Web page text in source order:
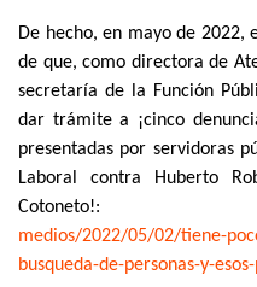
De hecho, en mayo de 2022,
de que, como directora de
secretaría de la Función
dar trámite a ¡cinco
presentadas por servidoras
Laboral contra Huberto
medios/2022/05/02/tiene-
busqueda-de-personas-y-esos-